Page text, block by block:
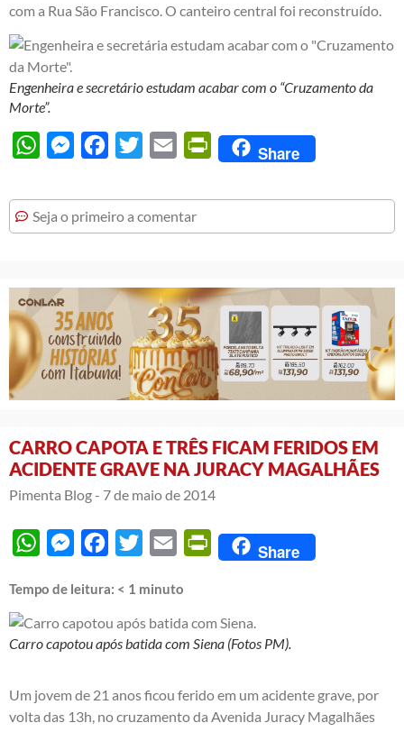
com a Rua São Francisco. O canteiro central foi reconstruído.
Engenheira e secretário estudam acabar com o “Cruzamento da
Morte”.
WhatsAppMessengerFacebook
Twitter Email PrintFriendly
Share
Seja o primeiro a comentar
CARRO CAPOTA E TRÊS FICAM FERIDOS EM
ACIDENTE GRAVE NA JURACY MAGALHÃES
Pimenta Blog - 7 de maio de 2014
WhatsAppMessengerFacebook
Twitter Email PrintFriendly
Share
Tempo de leitura: < 1 minuto
Carro capotou após batida com Siena (Fotos PM).
Um jovem de 21 anos ficou ferido em um acidente grave, por
volta das 13h, no cruzamento da Avenida Juracy Magalhães